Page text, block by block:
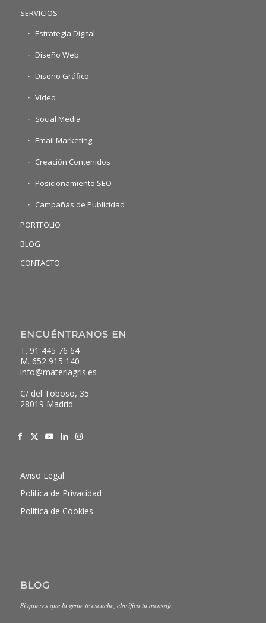
SERVICIOS
Estrategia Digital
Diseño Web
Diseño Gráfico
Vídeo
Social Media
Email Marketing
Creación Contenidos
Posicionamiento SEO
Campañas de Publicidad
PORTFOLIO
BLOG
CONTACTO
ENCUÉNTRANOS EN
T. 91 445 76 64
M. 652 915 140
info@materiagris.es
C/ del Toboso, 35
28019 Madrid
Aviso Legal
Política de Privacidad
Política de Cookies
BLOG
Si quieres que la gente te escuche, clarifica tu mensaje